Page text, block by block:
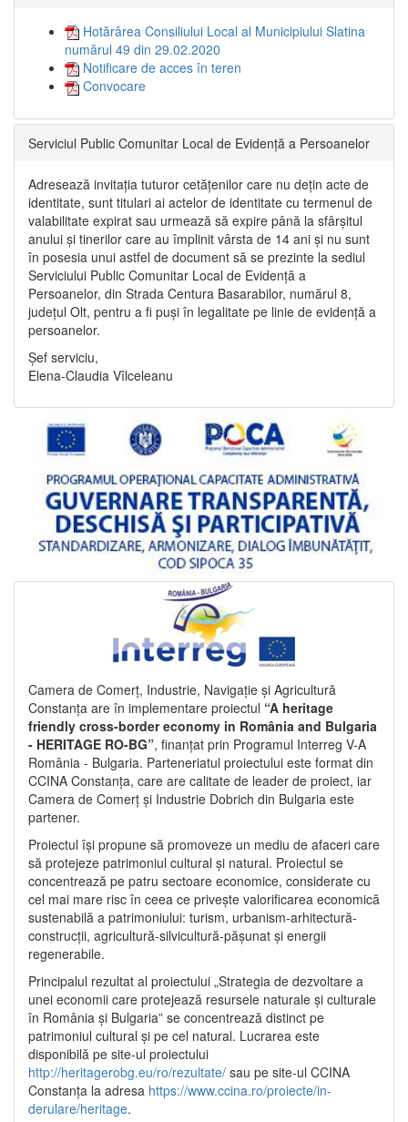
Hotărârea Consiliului Local al Municipiului Slatina
numărul 49 din 29.02.2020
Notificare de acces în teren
Convocare
Serviciul Public Comunitar Local de Evidență a Persoanelor
Adresează invitația tuturor cetățenilor care nu dețin acte de
identitate, sunt titulari ai actelor de identitate cu termenul de
valabilitate expirat sau urmează să expire până la sfârșitul
anului și tinerilor care au împlinit vârsta de 14 ani și nu sunt
în posesia unui astfel de document să se prezinte la sediul
Serviciului Public Comunitar Local de Evidență a
Persoanelor, din Strada Centura Basarabilor, numărul 8,
județul Olt, pentru a fi puși în legalitate pe linie de evidență a
persoanelor.
Șef serviciu,
Elena-Claudia Vîlceleanu
Camera de Comerț, Industrie, Navigație și Agricultură
Constanța are în implementare proiectul “A heritage
friendly cross-border economy in România and Bulgaria
- HERITAGE RO-BG”, finanțat prin Programul Interreg V-A
România - Bulgaria. Parteneriatul proiectului este format din
CCINA Constanța, care are calitate de leader de proiect, iar
Camera de Comerț și Industrie Dobrich din Bulgaria este
partener.
Proiectul își propune să promoveze un mediu de afaceri care
să protejeze patrimoniul cultural și natural. Proiectul se
concentrează pe patru sectoare economice, considerate cu
cel mai mare risc în ceea ce privește valorificarea economică
sustenabilă a patrimoniului: turism, urbanism-arhitectură-
construcții, agricultură-silvicultură-pășunat și energii
regenerabile.
Principalul rezultat al proiectului „Strategia de dezvoltare a
unei economii care protejează resursele naturale și culturale
în România și Bulgaria” se concentrează distinct pe
patrimoniul cultural și pe cel natural. Lucrarea este
disponibilă pe site-ul proiectului
http://heritagerobg.eu/ro/rezultate/ sau pe site-ul CCINA
Constanța la adresa https://www.ccina.ro/proiecte/in-
derulare/heritage.